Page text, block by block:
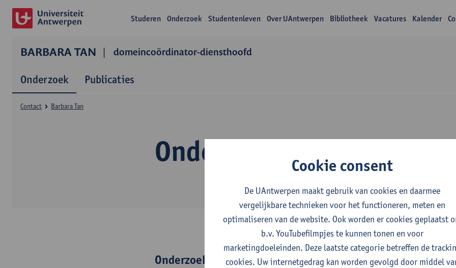
Studeren Onderzoek Studentenleven Over UAntwerpen Bibliotheek Vacatures Kalender
BARBARA TAN domeincoördinator-diensthoofd
Onderzoek Publicaties
Onderzoek Barbara Tan
Contact Barbara Tan
Onderzoeksgroep
Cookie consent
De UAntwerpen maakt gebruik van cookies en daarmee
vergelijkbare technieken voor het functioneren, meten en
optimaliseren van de website. Ook worden er cookies geplaatst
b.v. YouTubefilmpjes te kunnen tonen en voor
marketingdoeleinden. Deze laatste categorie betreffen de
cookies. Uw internetgedrag kan worden gevolgd door middel